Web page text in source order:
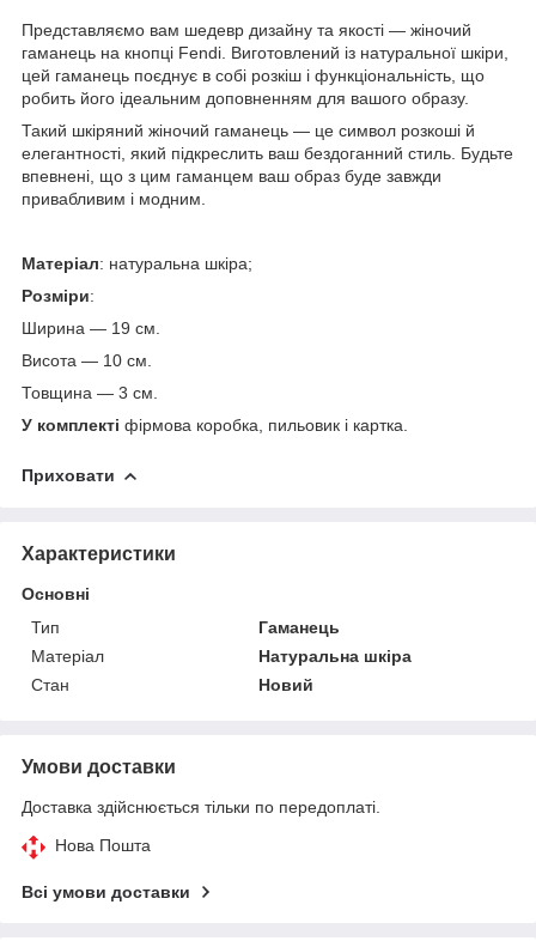
Представляємо вам шедевр дизайну та якості — жіночий
гаманець на кнопці Fendi. Виготовлений із натуральної шкіри,
цей гаманець поєднує в собі розкіш і функціональність, що
робить його ідеальним доповненням для вашого образу.
Такий шкіряний жіночий гаманець — це символ розкоші й
елегантності, який підкреслить ваш бездоганний стиль. Будьте
впевнені, що з цим гаманцем ваш образ буде завжди
привабливим і модним.
Матеріал: натуральна шкіра;
Розміри:
Ширина — 19 см.
Висота — 10 см.
Товщина — 3 см.
У комплекті фірмова коробка, пильовик і картка.
Приховати
Характеристики
Основні
Тип
Гаманець
Матеріал
Натуральна шкіра
Стан
Новий
Умови доставки
Доставка здійснюється тільки по передоплаті.
Нова Пошта
Всі умови доставки